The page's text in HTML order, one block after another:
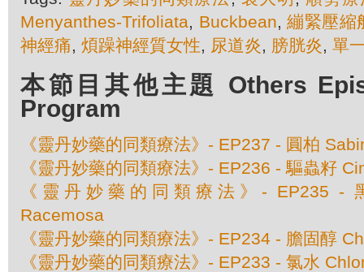
Menyanthes-Trifoliata, Buckbean,繃緊壓縮
神經痛, 煩躁神經質女性, 尿道炎, 膀胱炎, 單
本節目其他主題 Others
Program
《靈丹妙藥的同類療法》- EP237 - 圓柏
《靈丹妙藥的同類療法》- EP236 - 驅蟲籽
《靈丹妙藥的同類療法》- EP235 -
Racemosa
《靈丹妙藥的同類療法》- EP234 - 膽固醇
《靈丹妙藥的同類療法》- EP233 - 氯水